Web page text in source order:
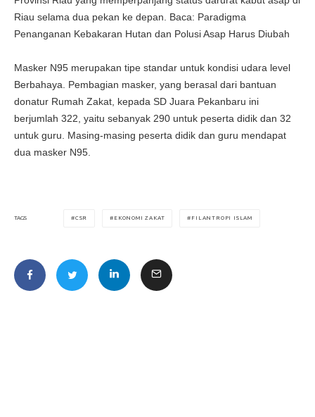
Riau selama dua pekan ke depan. Baca: Paradigma
Penanganan Kebakaran Hutan dan Polusi Asap Harus Diubah
Masker N95 merupakan tipe standar untuk kondisi udara level
Berbahaya. Pembagian masker, yang berasal dari bantuan
donatur Rumah Zakat, kepada SD Juara Pekanbaru ini
berjumlah 322, yaitu sebanyak 290 untuk peserta didik dan 32
untuk guru. Masing-masing peserta didik dan guru mendapat
dua masker N95.
TAGS CSR EKONOMI ZAKAT FILANTROPI ISLAM